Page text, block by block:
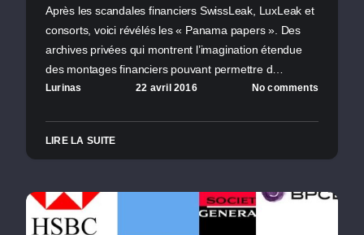
Après les scandales financiers SwissLeak, LuxLeak et
consorts, voici révélés les « Panama papers ». Des
archives privées qui montrent l’imagination étendue
des montages financiers pouvant permettre d…
Lurinas 22 avril 2016 No comments
LIRE LA SUITE